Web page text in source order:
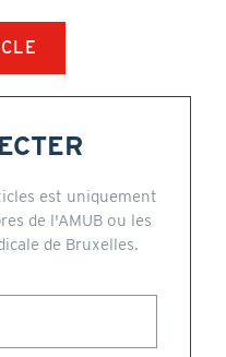
est uniquement
de l'AMUB ou les
de Bruxelles.